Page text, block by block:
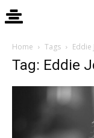
Home Tags Eddie
Tag: Eddie